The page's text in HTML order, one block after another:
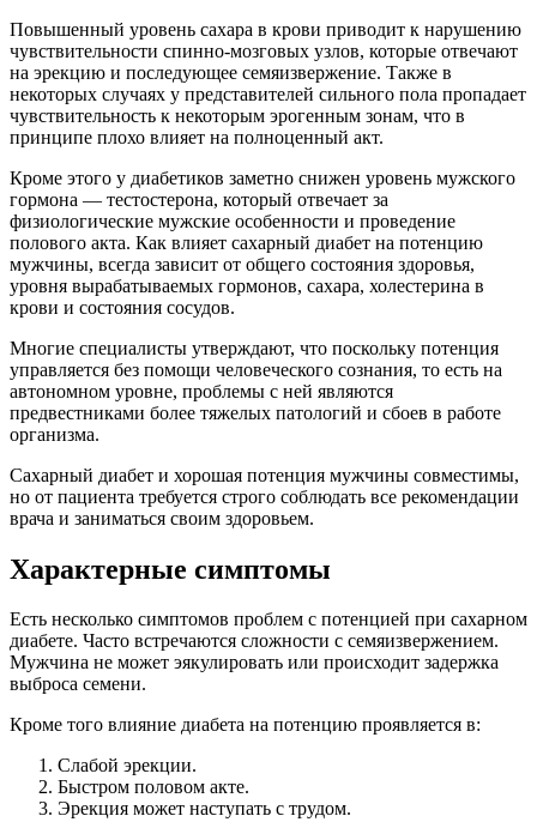
Повышенный уровень сахара в крови приводит к нарушению
чувствительности спинно-мозговых узлов, которые отвечают
на эрекцию и последующее семяизвержение. Также в
некоторых случаях у представителей сильного пола пропадает
чувствительность к некоторым эрогенным зонам, что в
принципе плохо влияет на полноценный акт.
Кроме этого у диабетиков заметно снижен уровень мужского
гормона — тестостерона, который отвечает за
физиологические мужские особенности и проведение
полового акта. Как влияет сахарный диабет на потенцию
мужчины, всегда зависит от общего состояния здоровья,
уровня вырабатываемых гормонов, сахара, холестерина в
крови и состояния сосудов.
Многие специалисты утверждают, что поскольку потенция
управляется без помощи человеческого сознания, то есть на
автономном уровне, проблемы с ней являются
предвестниками более тяжелых патологий и сбоев в работе
организма.
Сахарный диабет и хорошая потенция мужчины совместимы,
но от пациента требуется строго соблюдать все рекомендации
врача и заниматься своим здоровьем.
Характерные симптомы
Есть несколько симптомов проблем с потенцией при сахарном
диабете. Часто встречаются сложности с семяизвержением.
Мужчина не может эякулировать или происходит задержка
выброса семени.
Кроме того влияние диабета на потенцию проявляется в:
Слабой эрекции.
Быстром половом акте.
Эрекция может наступать с трудом.